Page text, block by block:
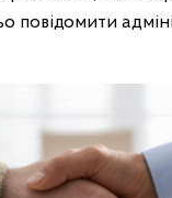
повідомити